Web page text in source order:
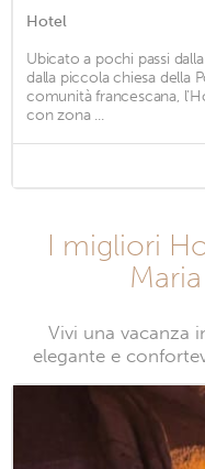
Hotel
Ubicato a pochi passi
dalla piccola chiesa della
comunità francescana,
con zona ...
I migliori
Vivi una vacanza
elegante e